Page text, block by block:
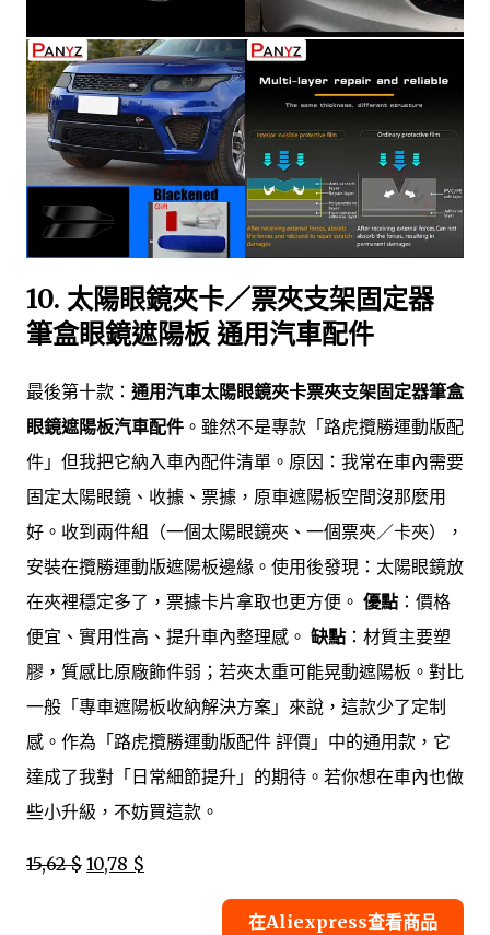
10. 太陽眼鏡夾卡／票夾支架固定器
筆盒眼鏡遮陽板 通用汽車配件
最後第十款： 通用汽車太陽眼鏡夾卡票夾支架固定器筆盒
眼鏡遮陽板汽車配件 。雖然不是專款「路虎攬勝運動版配
件」但我把它納入車內配件清單。原因：我常在車內需要
固定太陽眼鏡、收據、票據，原車遮陽板空間沒那麼用
好。收到兩件組（一個太陽眼鏡夾、一個票夾／卡夾），
安裝在攬勝運動版遮陽板邊緣。使用後發現：太陽眼鏡放
在夾裡穩定多了，票據卡片拿取也更方便。 優點 ：價格
便宜、實用性高、提升車內整理感。 缺點 ：材質主要塑
膠，質感比原廠飾件弱；若夾太重可能晃動遮陽板。對比
一般「專車遮陽板收納解決方案」來說，這款少了定制
感。作為「路虎攬勝運動版配件 評價」中的通用款，它
達成了我對「日常細節提升」的期待。若你想在車內也做
些小升級，不妨買這款。
15,62 $ 10,78 $
在Aliexpress查看商品